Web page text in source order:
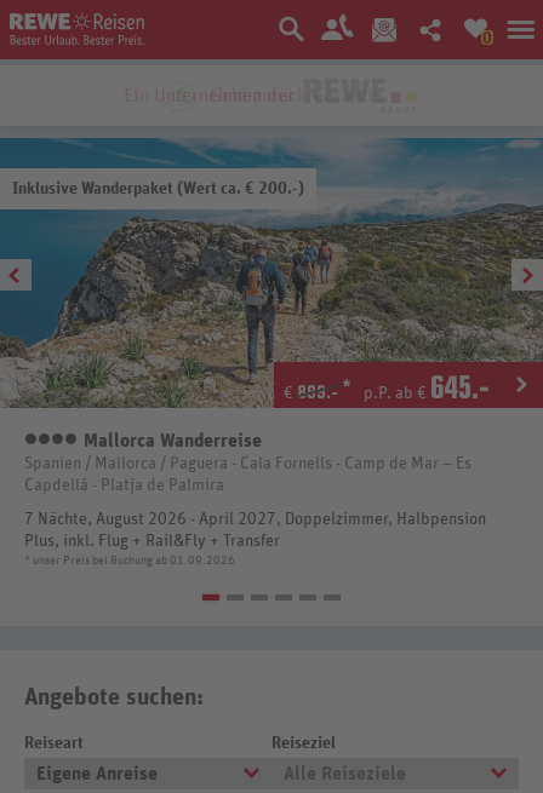
0
Ein Unternehmen der
Angebote suchen:
Reiseart
Eigene Anreise
Reiseziel
Alle Reiseziele
Inklusive Wanderpaket (Wert ca. € 200.-)
€ 899.- * p.P. ab € 645.-
Mallorca Wanderreise
Spanien / Mallorca / Paguera - Cala Fornells - Camp de Mar – Es
Capdellá - Platja de Palmira
7 Nächte, August 2026 - April 2027, Doppelzimmer, Halbpension
Plus, inkl. Flug + Rail&Fly + Transfer
* unser Preis bei Buchung ab 01.09.2026